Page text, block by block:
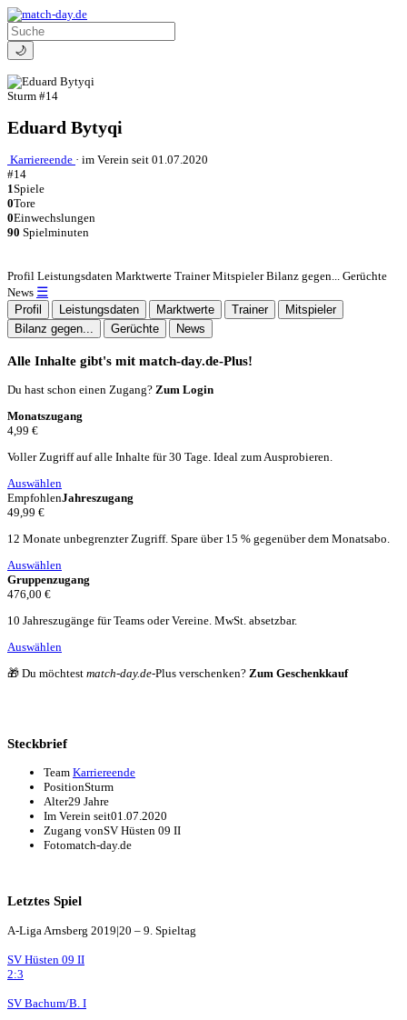
🌙
Sturm #14
Eduard Bytyqi
Karriereende · im Verein seit 01.07.2020
#14
1Spiele
0Tore
0Einwechslungen
90 Spielminuten
Profil Leistungsdaten Marktwerte Trainer Mitspieler Bilanz gegen... Gerüchte
News ☰
Profil Leistungsdaten Marktwerte Trainer
Mitspieler
Bilanz gegen...
Gerüchte News
Alle Inhalte gibt's mit match-day.de-Plus!
Du hast schon einen Zugang? Zum Login
Monatszugang
4,99 €
Voller Zugriff auf alle Inhalte für 30 Tage. Ideal zum Ausprobieren.
Auswählen
EmpfohlenJahreszugang
49,99 €
12 Monate unbegrenzter Zugriff. Spare über 15 % gegenüber dem Monatsabo.
Auswählen
Gruppenzugang
476,00 €
10 Jahreszugänge für Teams oder Vereine. MwSt. absetzbar.
Auswählen
🎁 Du möchtest match-day.de-Plus verschenken? Zum Geschenkkauf
Steckbrief
Team Karriereende
PositionSturm
Alter29 Jahre
Im Verein seit01.07.2020
Zugang vonSV Hüsten 09 II
Fotomatch-day.de
Letztes Spiel
A-Liga Arnsberg 2019|20 – 9. Spieltag
SV Hüsten 09 II
2:3
SV Bachum/B. I